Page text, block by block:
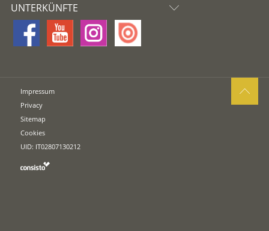
UNTERKÜNFTE
Impressum
Privacy
Sitemap
Cookies
UID: IT02807130212